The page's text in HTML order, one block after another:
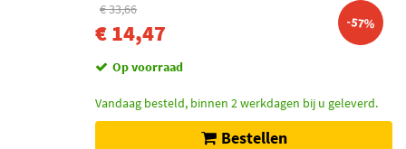
€ 33,66
€ 14,47 -57%
Op voorraad
Vandaag besteld, binnen 2 werkdagen bij u geleverd.
Bestellen